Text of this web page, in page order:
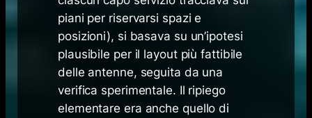
piani per riservarsi spazi e
posizioni), si basava su un’ipotesi
plausibile per il layout più fattibile
delle antenne, seguita da una
verifica sperimentale. Il ripiego
elementare era anche quello di